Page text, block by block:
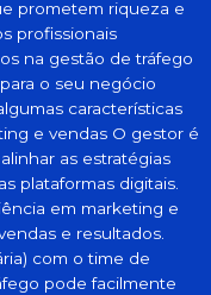
prometem riqueza e
profissionais
na gestão de tráfego
o seu negócio
características
e vendas O gestor é
as estratégias
plataformas digitais.
em marketing e
e resultados.
com o time de
pode facilmente